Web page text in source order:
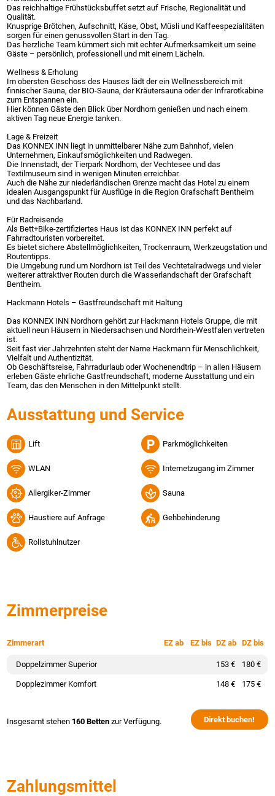
Ausstattung und Service
Lift Parkmöglichkeiten
WLAN Internetzugang im Zimmer
Allergiker-Zimmer Sauna
Haustiere auf Anfrage Gehbehinderung
Rollstuhlnutzer
Zimmerpreise
Zimmerart EZ ab EZ bis DZ ab DZ bis
Doppelzimmer Superior 153 € 180 €
Dopplezimmer Komfort 148 € 175 €
Insgesamt stehen 160 Betten zur Verfügung. Direkt buchen!
Zahlungsmittel
Das reichhaltige Frühstücksbuffet setzt auf Frische, Regionalität und
Qualität.
Knusprige Brötchen, Aufschnitt, Käse, Obst, Müsli und Kaffeespezialitäten
sorgen für einen genussvollen Start in den Tag.
Das herzliche Team kümmert sich mit echter Aufmerksamkeit um seine
Gäste – persönlich, professionell und mit einem Lächeln.
Wellness & Erholung
Im obersten Geschoss des Hauses lädt der ein Wellnessbereich mit
finnischer Sauna, der BIO-Sauna, der Kräutersauna oder der Infrarotkabine
zum Entspannen ein.
Hier können Gäste den Blick über Nordhorn genießen und nach einem
aktiven Tag neue Energie tanken.
Lage & Freizeit
Das KONNEX INN liegt in unmittelbarer Nähe zum Bahnhof, vielen
Unternehmen, Einkaufsmöglichkeiten und Radwegen.
Die Innenstadt, der Tierpark Nordhorn, der Vechtesee und das
Textilmuseum sind in wenigen Minuten erreichbar.
Auch die Nähe zur niederländischen Grenze macht das Hotel zu einem
idealen Ausgangspunkt für Ausflüge in die Region Grafschaft Bentheim
und das Nachbarland.
Für Radreisende
Als Bett+Bike-zertifiziertes Haus ist das KONNEX INN perfekt auf
Fahrradtouristen vorbereitet.
Es bietet sichere Abstellmöglichkeiten, Trockenraum, Werkzeugstation und
Routentipps.
Die Umgebung rund um Nordhorn ist Teil des Vechtetalradwegs und vieler
weiterer attraktiver Routen durch die Wasserlandschaft der Grafschaft
Bentheim.
Hackmann Hotels – Gastfreundschaft mit Haltung
Das KONNEX INN Nordhorn gehört zur Hackmann Hotels Gruppe, die mit
aktuell neun Häusern in Niedersachsen und Nordrhein-Westfalen vertreten
ist.
Seit fast vier Jahrzehnten steht der Name Hackmann für Menschlichkeit,
Vielfalt und Authentizität.
Ob Geschäftsreise, Fahrradurlaub oder Wochenendtrip – in allen Häusern
erleben Gäste ehrliche Gastfreundschaft, moderne Ausstattung und ein
Team, das den Menschen in den Mittelpunkt stellt.